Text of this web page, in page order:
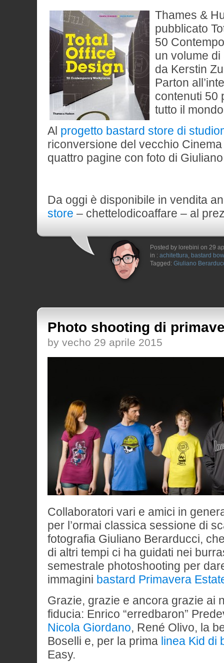
Thames &
pubblicato
50
un volume
da Kerstin
Parton
contenuti 50
tutto il mondo
Al progetto bastard store di
riconversione del vecchio
quattro pagine con foto di
Da oggi è disponibile in vendita
store – chettelodicoaffare – al
Posted by lorebini on 29
in : achitettura, bastard
Tagged: Giuliano
Photo shooting di
by vecho 29 aprile 2015
Collaboratori vari e amici in
per l’ormai classica sessione di
fotografia Giuliano Berarducci,
di altri tempi ci ha guidati nei
semestrale photoshooting per
immagini bastard Primavera
Grazie, grazie e ancora grazie ai
fiducia: Enrico “erredbaron”
Nicola Giordano, René Olivo, la
Boselli e, per la prima linea Kid di
Easy.